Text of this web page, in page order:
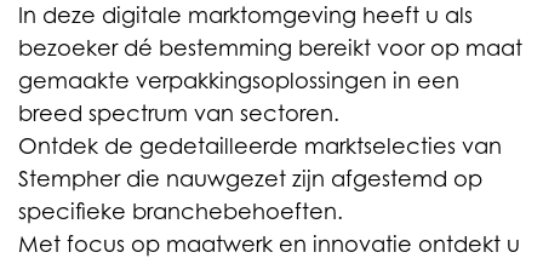
In deze digitale marktomgeving heeft u als
bezoeker dé bestemming bereikt voor op maat
gemaakte verpakkingsoplossingen in een
breed spectrum van sectoren.
Ontdek de gedetailleerde marktselecties van
Stempher die nauwgezet zijn afgestemd op
specifieke branchebehoeften.
Met focus op maatwerk en innovatie ontdekt u